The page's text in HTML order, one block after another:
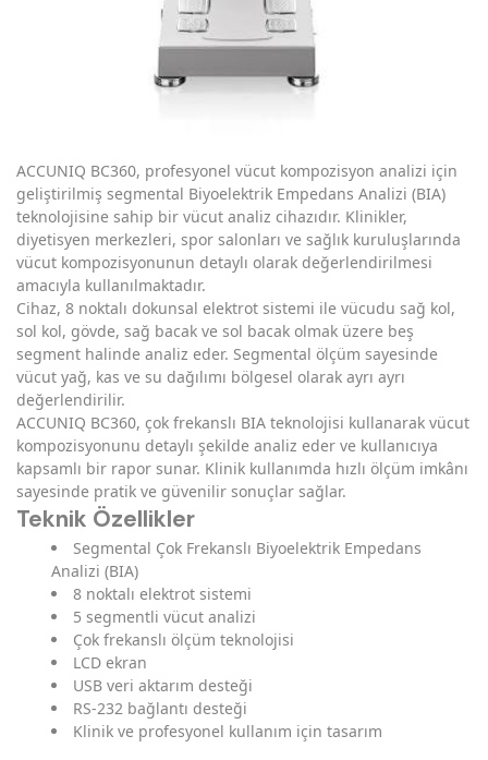
ACCUNIQ BC360, profesyonel vücut kompozisyon analizi için
geliştirilmiş segmental Biyoelektrik Empedans Analizi (BIA)
teknolojisine sahip bir vücut analiz cihazıdır. Klinikler,
diyetisyen merkezleri, spor salonları ve sağlık kuruluşlarında
vücut kompozisyonunun detaylı olarak değerlendirilmesi
amacıyla kullanılmaktadır.
Cihaz, 8 noktalı dokunsal elektrot sistemi ile vücudu sağ kol,
sol kol, gövde, sağ bacak ve sol bacak olmak üzere beş
segment halinde analiz eder. Segmental ölçüm sayesinde
vücut yağ, kas ve su dağılımı bölgesel olarak ayrı ayrı
değerlendirilir.
ACCUNIQ BC360, çok frekanslı BIA teknolojisi kullanarak vücut
kompozisyonunu detaylı şekilde analiz eder ve kullanıcıya
kapsamlı bir rapor sunar. Klinik kullanımda hızlı ölçüm imkânı
sayesinde pratik ve güvenilir sonuçlar sağlar.
Teknik Özellikler
Segmental Çok Frekanslı Biyoelektrik Empedans
Analizi (BIA)
8 noktalı elektrot sistemi
5 segmentli vücut analizi
Çok frekanslı ölçüm teknolojisi
LCD ekran
USB veri aktarım desteği
RS-232 bağlantı desteği
Klinik ve profesyonel kullanım için tasarım